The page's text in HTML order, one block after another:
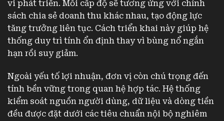
vi phát triển. Mỗi cấp độ sẽ tương ứng với chính
sách chia sẻ doanh thu khác nhau, tạo động lực
tăng trưởng liên tục. Cách triển khai này giúp hệ
thống duy trì tính ổn định thay vì bùng nổ ngắn
hạn rồi suy giảm.
Ngoài yếu tố lợi nhuận, đơn vị còn chú trọng đến
tính bền vững trong quan hệ hợp tác. Hệ thống
kiểm soát nguồn người dùng, dữ liệu và dòng tiền
đều được đặt dưới các tiêu chuẩn nội bộ nghiêm